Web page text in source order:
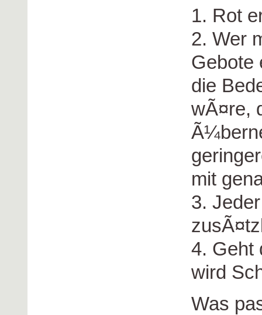
1. Rot
2. Wer
Gebote
die
wÃ¤re,
mit
3.
4. Geht
wird
Was